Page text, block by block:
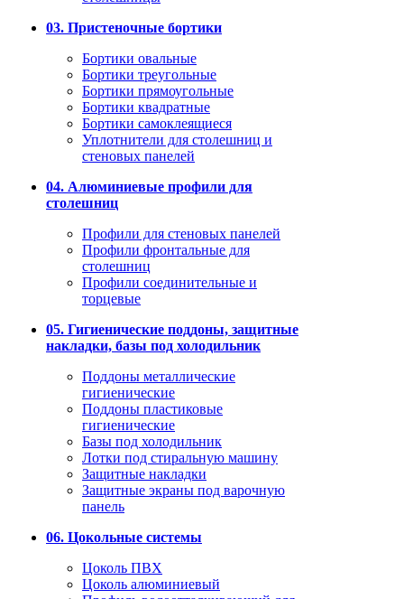
03. Пристеночные бортики
Бортики овальные
Бортики треугольные
Бортики прямоугольные
Бортики квадратные
Бортики самоклеящиеся
Уплотнители для столешниц и
стеновых панелей
04. Алюминиевые профили для
столешниц
Профили для стеновых панелей
Профили фронтальные для
столешниц
Профили соединительные и
торцевые
05. Гигиенические поддоны, защитные
накладки, базы под холодильник
Поддоны металлические
гигиенические
Поддоны пластиковые
гигиенические
Базы под холодильник
Лотки под стиральную машину
Защитные накладки
Защитные экраны под варочную
панель
06. Цокольные системы
Цоколь ПВХ
Цоколь алюминиевый